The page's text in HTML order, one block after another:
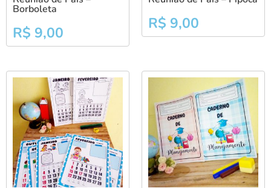
Borboleta
R$ 9,00
R$ 9,00